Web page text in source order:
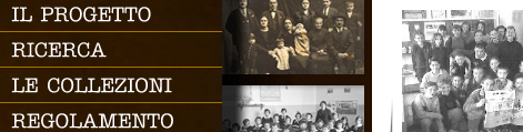
RICERCA AVANZATA
Codice
Categoria
Periodo